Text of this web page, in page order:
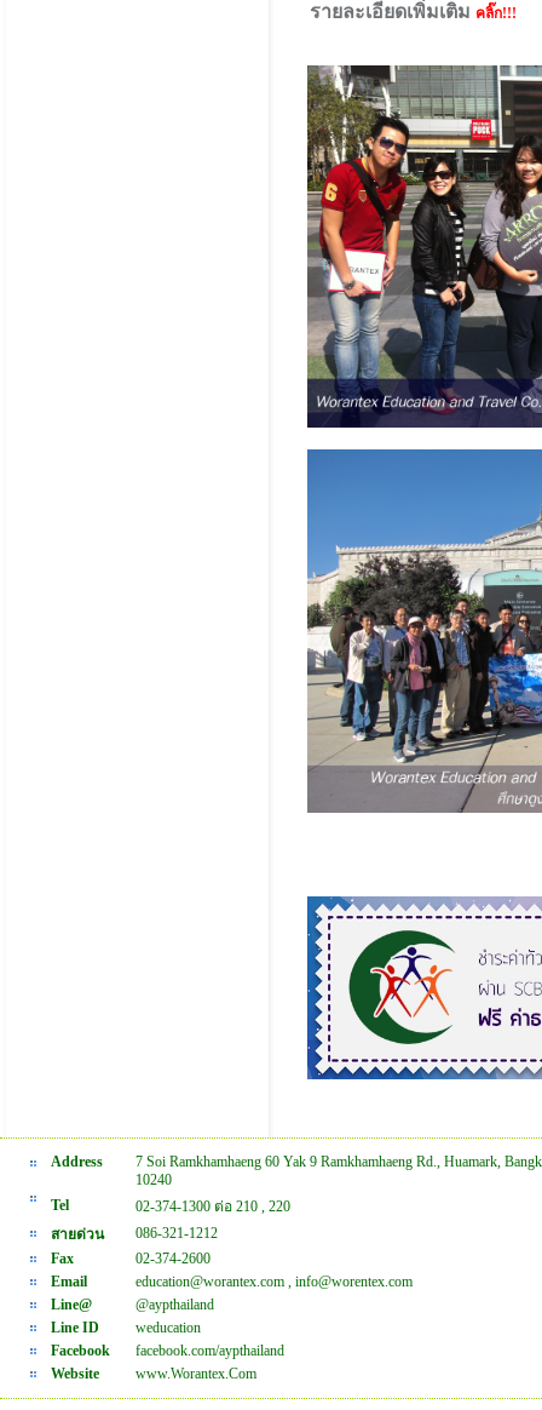
รายละเอียดเพิ่มเติม คลิ๊ก!!!
Address
7 Soi Ramkhamhaeng 60 Yak 9 Ramkhamhaeng Rd., Huamark,
10240
Tel
02-374-1300 ต่อ 210 , 220
สายด่วน
086-321-1212
Fax
02-374-2600
Email
education@worantex.com , info@worentex.com
Line@
@aypthailand
Line ID
weducation
Facebook
facebook.com/aypthailand
Website
www.Worantex.Com